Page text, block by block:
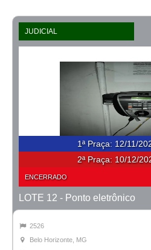
JUDICIAL
1ª Praça: 12/11/
2ª Praça: 10/12/
ENCERRADO
LOTE 12 - Ponto eletrônico
2526
Belo Horizonte, MG